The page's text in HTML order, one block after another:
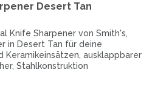
Desert Tan
Knife Sharpener von Smith's,
in Desert Tan für deine
Keramikeinsätzen, ausklappbarer
Stahlkonstruktion